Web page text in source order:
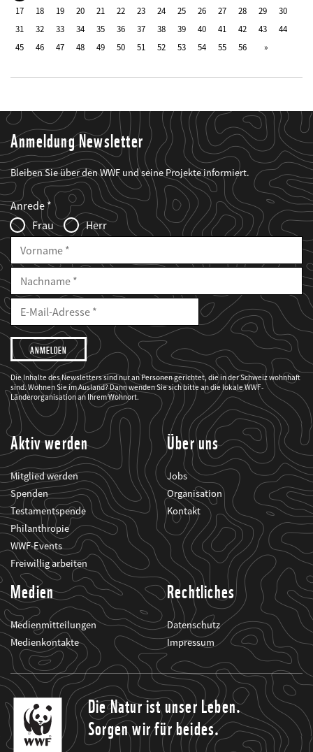
17
18 19 20 21 22 23 24 25 26 27 28 29
30
31
32 33 34 35 36 37 38 39 40 41 42 43
44
45
46 47 48 49 50 51 52 53 54 55 56
Anmeldung Newsletter
Bleiben Sie über den WWF und seine Projekte informiert.
Web2Case
Infofelder
Fieldset
anrede_name
Anrede
Frau
Herr
Vorname
Nachname
E-
Mailadresse
E-
Adresse
Ich
möchte,
dass
der
WWF
mich
über
seine
Projekte
informiert.
Die Inhalte des Newsletters sind nur an Personen gerichtet, die in der Schweiz wohnhaft
sind. Wohnen Sie im Ausland? Dann wenden Sie sich bitte an die lokale WWF-
Länderorganisation an Ihrem Wohnort.
Aktiv werden
Mitglied werden
Spenden
Testamentspende
Philanthropie
WWF-Events
Freiwillig arbeiten
Über uns
Jobs
Organisation
Kontakt
Medien
Medienmitteilungen
Medienkontakte
Rechtliches
Datenschutz
Impressum
Die Natur ist unser Leben.
Sorgen wir für beides.